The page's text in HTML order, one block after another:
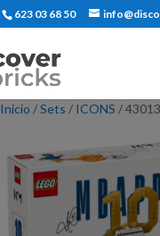
623 03 68 50
Inicio /Sets / ICONS /